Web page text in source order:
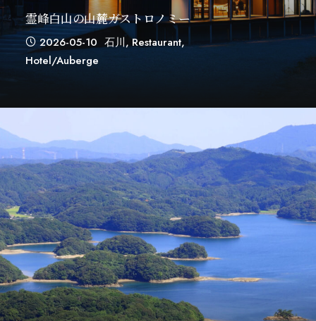
霊峰白山の山麓ガストロノミー
2026-05-10 石川, Restaurant,
Hotel/auberge